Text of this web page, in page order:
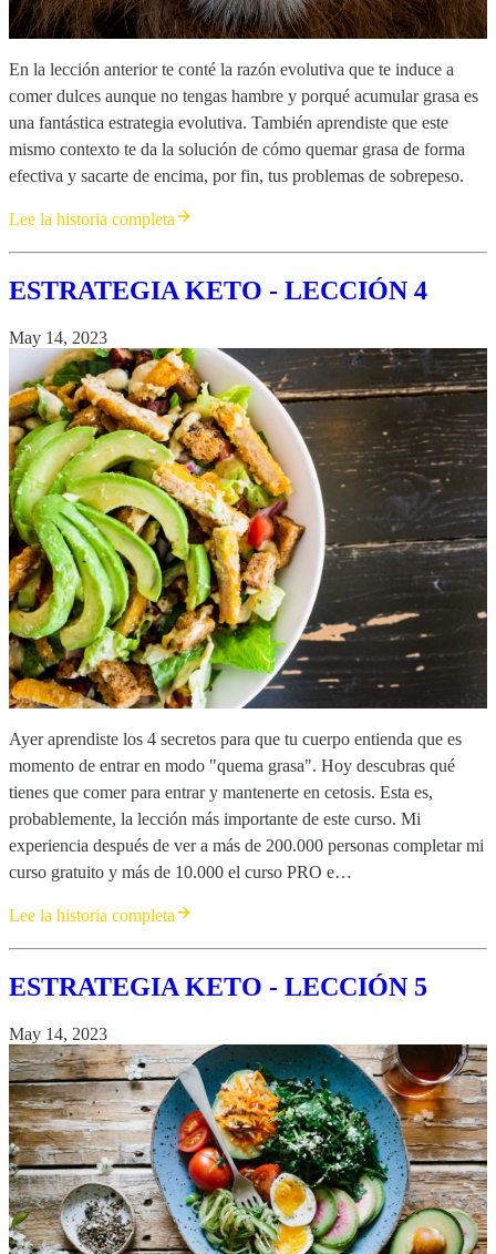
En la lección anterior te conté la razón evolutiva que te induce a
comer dulces aunque no tengas hambre y porqué acumular grasa es
una fantástica estrategia evolutiva. También aprendiste que este
mismo contexto te da la solución de cómo quemar grasa de forma
efectiva y sacarte de encima, por fin, tus problemas de sobrepeso.
Lee la historia completa
ESTRATEGIA KETO - LECCIÓN 4
May 14, 2023
Ayer aprendiste los 4 secretos para que tu cuerpo entienda que es
momento de entrar en modo "quema grasa". Hoy descubras qué
tienes que comer para entrar y mantenerte en cetosis. Esta es,
probablemente, la lección más importante de este curso. Mi
experiencia después de ver a más de 200.000 personas completar mi
curso gratuito y más de 10.000 el curso PRO e…
Lee la historia completa
ESTRATEGIA KETO - LECCIÓN 5
May 14, 2023